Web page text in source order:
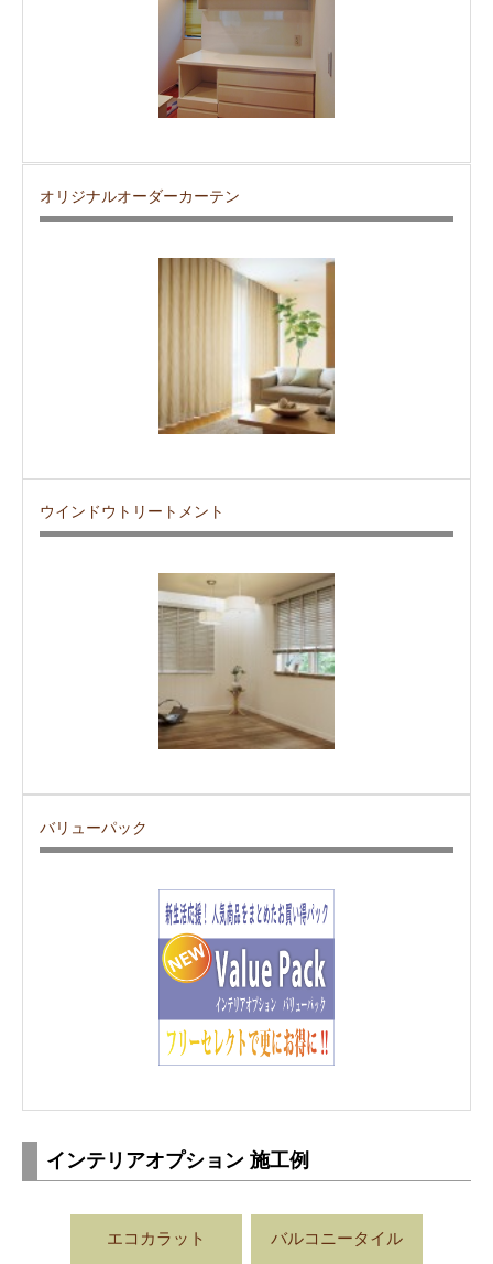
オリジナルオーダーカーテン
ウインドウトリートメント
バリューパック
インテリアオプション 施工例
エコカラット バルコニータイル